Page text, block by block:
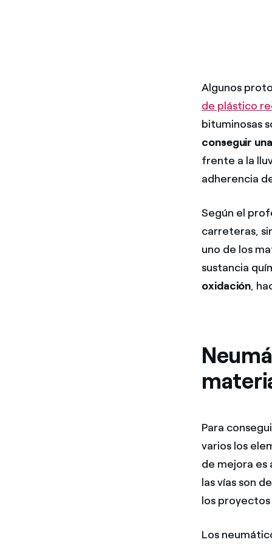
Algunos
de plástico
bituminosas
conseguir
frente a la
adherencia
Según el
carreteras,
uno de los
sustancia
oxidación,
Para
varios los
de mejora es
las vías son
los
Los